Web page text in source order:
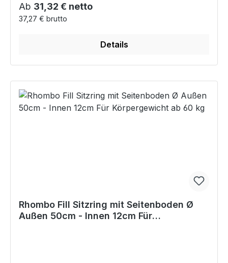
Regulärer Preis:
Ab 31,32 € netto
37,27 € brutto
Details
Rhombo Fill Sitzring mit Seitenboden Ø
Außen 50cm - Innen 12cm Für